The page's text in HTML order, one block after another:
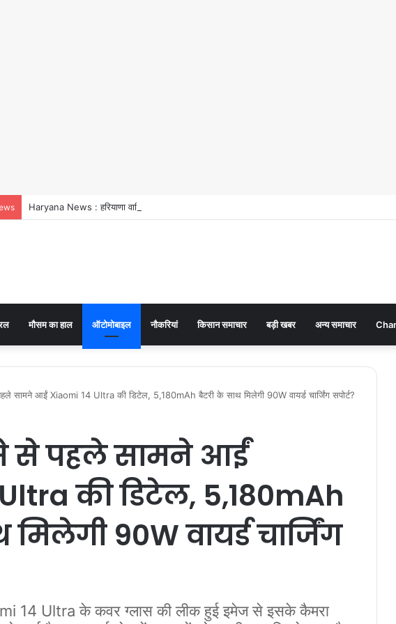
Haryana News : हरियाणा वासियों के लिए Good News, हरियाणा वासियों का गुरुग्राम में अपना घर लेने का
मौसम का हाल ऑटोमोबाइल नौकरियां किसान समाचार बड़ी खबर अन्य समाचार
सामने आईं Xiaomi 14 Ultra की डिटेल, 5,180mAh बैटरी के साथ मिलेगी 90W वायर्ड चार्जिंग सपोर्ट?
से पहले सामने आईं
की डिटेल, 5,180mAh
90W वायर्ड चार्जिंग
14 Ultra के कवर ग्लास की लीक हुई इमेज से इसके कैमरा